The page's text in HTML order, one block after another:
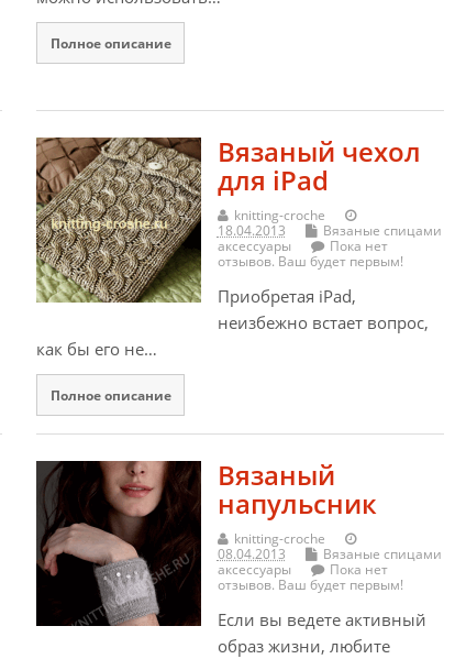
Полное описание
Вязаный чехол
для iPad
knitting-croche
18.04.2013
Вязаные спицами
аксессуары
Пока нет
отзывов. Ваш будет первым!
Приобретая iPad,
неизбежно встает вопрос,
как бы его не…
Полное описание
Вязаный
напульсник
knitting-croche
08.04.2013
Вязаные спицами
аксессуары
Пока нет
отзывов. Ваш будет первым!
Если вы ведете активный
образ жизни, любите